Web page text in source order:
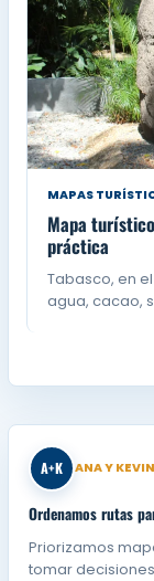
MAPAS
Mapa
práctica
Tabasco, en
agua, cacao,
A+K ANA Y KEVIN
Ordenamos rutas
Priorizamos
tomar